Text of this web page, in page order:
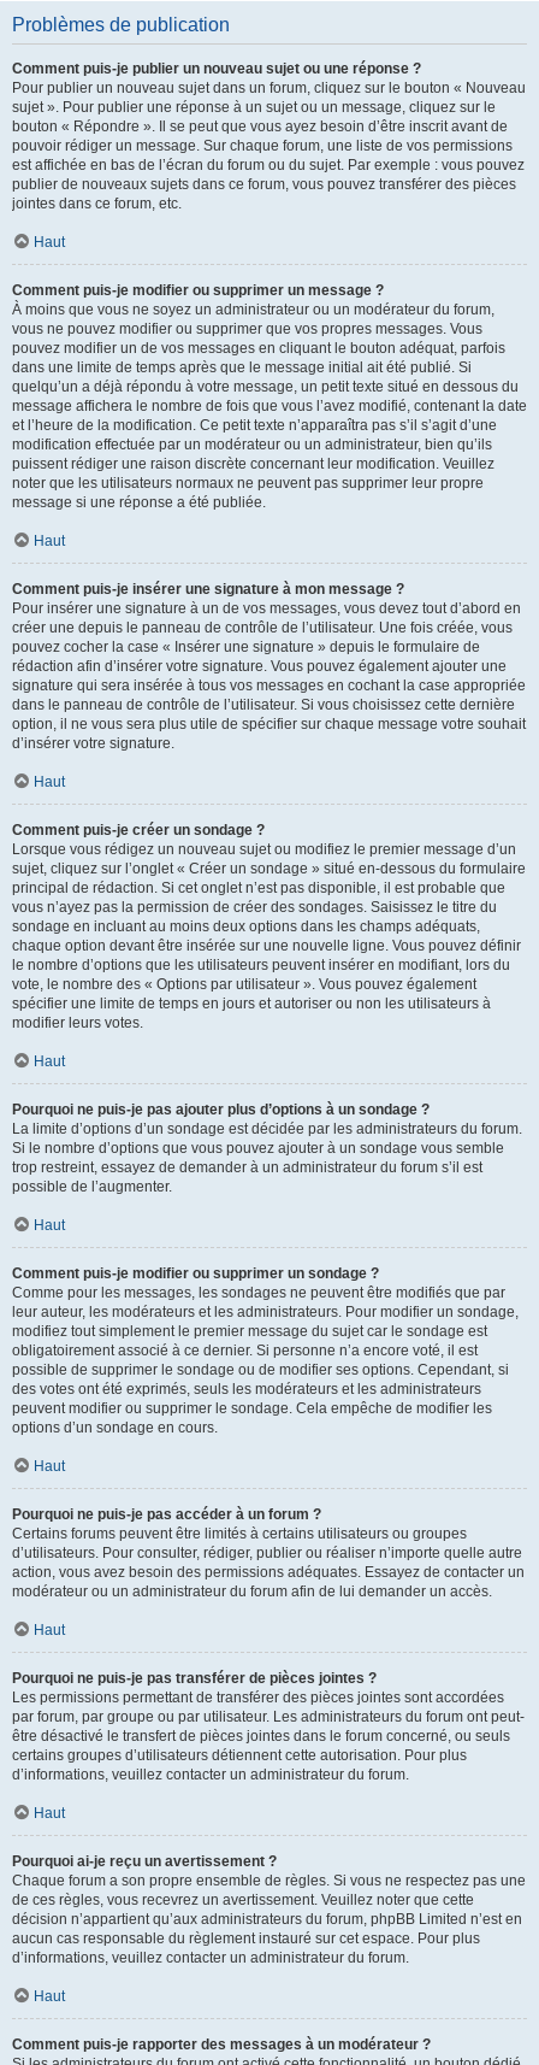
Problèmes de publication
Comment puis-je publier un nouveau sujet ou une réponse ?
Pour publier un nouveau sujet dans un forum, cliquez sur le bouton « Nouveau
sujet ». Pour publier une réponse à un sujet ou un message, cliquez sur le
bouton « Répondre ». Il se peut que vous ayez besoin d’être inscrit avant de
pouvoir rédiger un message. Sur chaque forum, une liste de vos permissions
est affichée en bas de l’écran du forum ou du sujet. Par exemple : vous pouvez
publier de nouveaux sujets dans ce forum, vous pouvez transférer des pièces
jointes dans ce forum, etc.
Haut
Comment puis-je modifier ou supprimer un message ?
À moins que vous ne soyez un administrateur ou un modérateur du forum,
vous ne pouvez modifier ou supprimer que vos propres messages. Vous
pouvez modifier un de vos messages en cliquant le bouton adéquat, parfois
dans une limite de temps après que le message initial ait été publié. Si
quelqu’un a déjà répondu à votre message, un petit texte situé en dessous du
message affichera le nombre de fois que vous l’avez modifié, contenant la date
et l’heure de la modification. Ce petit texte n’apparaîtra pas s’il s’agit d’une
modification effectuée par un modérateur ou un administrateur, bien qu’ils
puissent rédiger une raison discrète concernant leur modification. Veuillez
noter que les utilisateurs normaux ne peuvent pas supprimer leur propre
message si une réponse a été publiée.
Haut
Comment puis-je insérer une signature à mon message ?
Pour insérer une signature à un de vos messages, vous devez tout d’abord en
créer une depuis le panneau de contrôle de l’utilisateur. Une fois créée, vous
pouvez cocher la case « Insérer une signature » depuis le formulaire de
rédaction afin d’insérer votre signature. Vous pouvez également ajouter une
signature qui sera insérée à tous vos messages en cochant la case appropriée
dans le panneau de contrôle de l’utilisateur. Si vous choisissez cette dernière
option, il ne vous sera plus utile de spécifier sur chaque message votre souhait
d’insérer votre signature.
Haut
Comment puis-je créer un sondage ?
Lorsque vous rédigez un nouveau sujet ou modifiez le premier message d’un
sujet, cliquez sur l’onglet « Créer un sondage » situé en-dessous du formulaire
principal de rédaction. Si cet onglet n’est pas disponible, il est probable que
vous n’ayez pas la permission de créer des sondages. Saisissez le titre du
sondage en incluant au moins deux options dans les champs adéquats,
chaque option devant être insérée sur une nouvelle ligne. Vous pouvez définir
le nombre d’options que les utilisateurs peuvent insérer en modifiant, lors du
vote, le nombre des « Options par utilisateur ». Vous pouvez également
spécifier une limite de temps en jours et autoriser ou non les utilisateurs à
modifier leurs votes.
Haut
Pourquoi ne puis-je pas ajouter plus d’options à un sondage ?
La limite d’options d’un sondage est décidée par les administrateurs du forum.
Si le nombre d’options que vous pouvez ajouter à un sondage vous semble
trop restreint, essayez de demander à un administrateur du forum s’il est
possible de l’augmenter.
Haut
Comment puis-je modifier ou supprimer un sondage ?
Comme pour les messages, les sondages ne peuvent être modifiés que par
leur auteur, les modérateurs et les administrateurs. Pour modifier un sondage,
modifiez tout simplement le premier message du sujet car le sondage est
obligatoirement associé à ce dernier. Si personne n’a encore voté, il est
possible de supprimer le sondage ou de modifier ses options. Cependant, si
des votes ont été exprimés, seuls les modérateurs et les administrateurs
peuvent modifier ou supprimer le sondage. Cela empêche de modifier les
options d’un sondage en cours.
Haut
Pourquoi ne puis-je pas accéder à un forum ?
Certains forums peuvent être limités à certains utilisateurs ou groupes
d’utilisateurs. Pour consulter, rédiger, publier ou réaliser n’importe quelle autre
action, vous avez besoin des permissions adéquates. Essayez de contacter un
modérateur ou un administrateur du forum afin de lui demander un accès.
Haut
Pourquoi ne puis-je pas transférer de pièces jointes ?
Les permissions permettant de transférer des pièces jointes sont accordées
par forum, par groupe ou par utilisateur. Les administrateurs du forum ont peut-
être désactivé le transfert de pièces jointes dans le forum concerné, ou seuls
certains groupes d’utilisateurs détiennent cette autorisation. Pour plus
d’informations, veuillez contacter un administrateur du forum.
Haut
Pourquoi ai-je reçu un avertissement ?
Chaque forum a son propre ensemble de règles. Si vous ne respectez pas une
de ces règles, vous recevrez un avertissement. Veuillez noter que cette
décision n’appartient qu’aux administrateurs du forum, phpBB Limited n’est en
aucun cas responsable du règlement instauré sur cet espace. Pour plus
d’informations, veuillez contacter un administrateur du forum.
Haut
Comment puis-je rapporter des messages à un modérateur ?